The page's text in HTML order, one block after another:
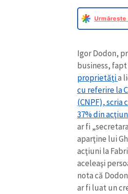
Urmărește
Igor Dodon,
business,
proprietăţia
cu referire la
(CNPF), scria
37% din
ar fi
aparţine lui
acţiuni la
aceleaşi
nota că
ar fi luat un